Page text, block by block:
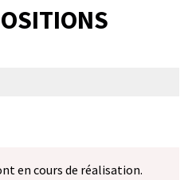
en cours de réalisation.